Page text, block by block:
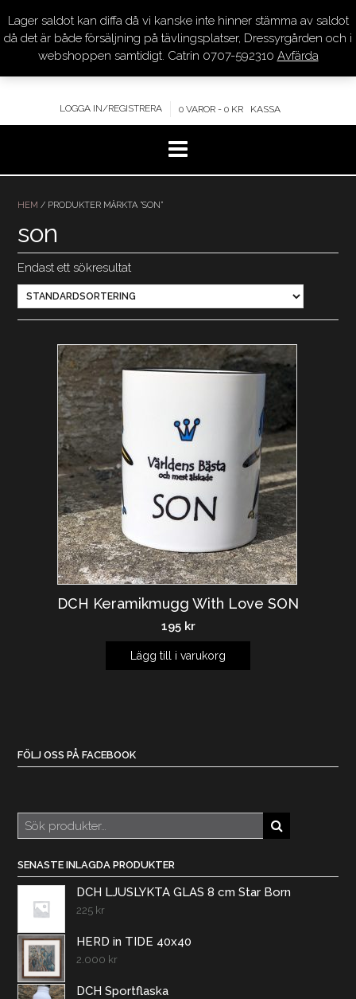
DRESSYR.COM
KVALITET – KOMPETENS – SERVICE
LOGGA IN/REGISTRERA 0 VAROR - 0 KR KASSA
HEM / PRODUKTER MÄRKTA ”SON”
son
Endast ett sökresultat
DCH Keramikmugg With Love SON
195 kr
Lägg till i varukorg
FÖLJ OSS PÅ FACEBOOK
Sök
efter:
SENASTE INLAGDA PRODUKTER
DCH LJUSLYKTA GLAS 8 cm Star Born
225 kr
HERD in TIDE 40x40
2.000 kr
DCH Sportflaska
Lager saldot kan diffa då vi kanske inte hinner stämma av saldot
då det är både försäljning på tävlingsplatser, Dressyrgården och i
webshoppen samtidigt. Catrin 0707-592310 Avfärda